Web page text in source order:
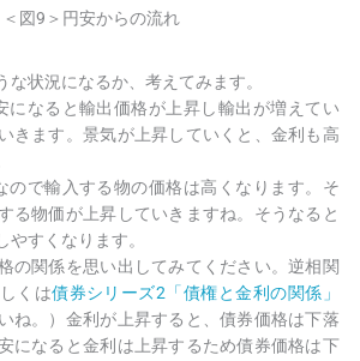
＜図9＞円安からの流れ
な状況になるか、考えてみます。
なると輸出価格が上昇し輸出が増えてい
きます。景気が上昇していくと、金利も高
で輸入する物の価格は高くなります。そ
る物価が上昇していきますね。そうなると
やすくなります。
の関係を思い出してみてください。逆相関
しくは債券シリーズ2「債権と金利の関係」
ね。）金利が上昇すると、債券価格は下落
になると金利は上昇するため債券価格は下